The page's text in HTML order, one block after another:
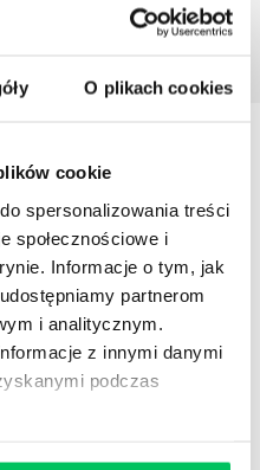
O plikach cookies
cookie
spersonalizowania treści
społecznościowe i
Informacje o tym, jak
partnerom
i analitycznym.
z innymi danymi
podczas
HR
know-how, pigułki